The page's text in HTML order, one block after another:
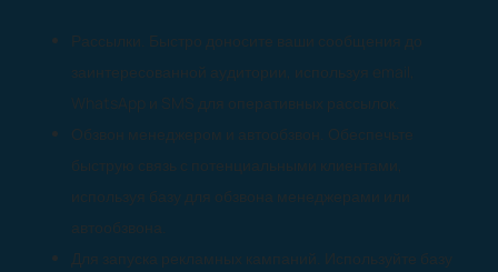
Рассылки. Быстро доносите ваши сообщения до
заинтересованной аудитории, используя email,
WhatsApp и SMS для оперативных рассылок.
Обзвон менеджером и автообзвон. Обеспечьте
быструю связь с потенциальными клиентами,
используя базу для обзвона менеджерами или
автообзвона.
Для запуска рекламных кампаний. Используйте базу